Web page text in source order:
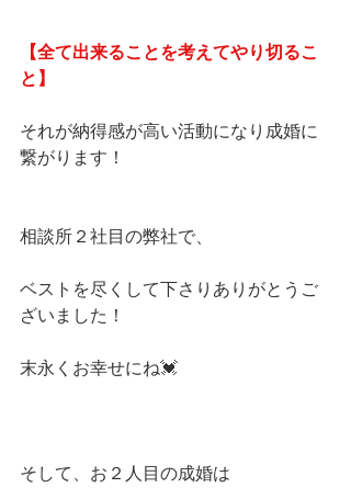
【全て出来ることを考えてやり切るこ
と】
それが納得感が高い活動になり成婚に
繋がります！
相談所２社目の弊社で、
ベストを尽くして下さりありがとうご
ざいました！
末永くお幸せにね💓
そして、お２人目の成婚は